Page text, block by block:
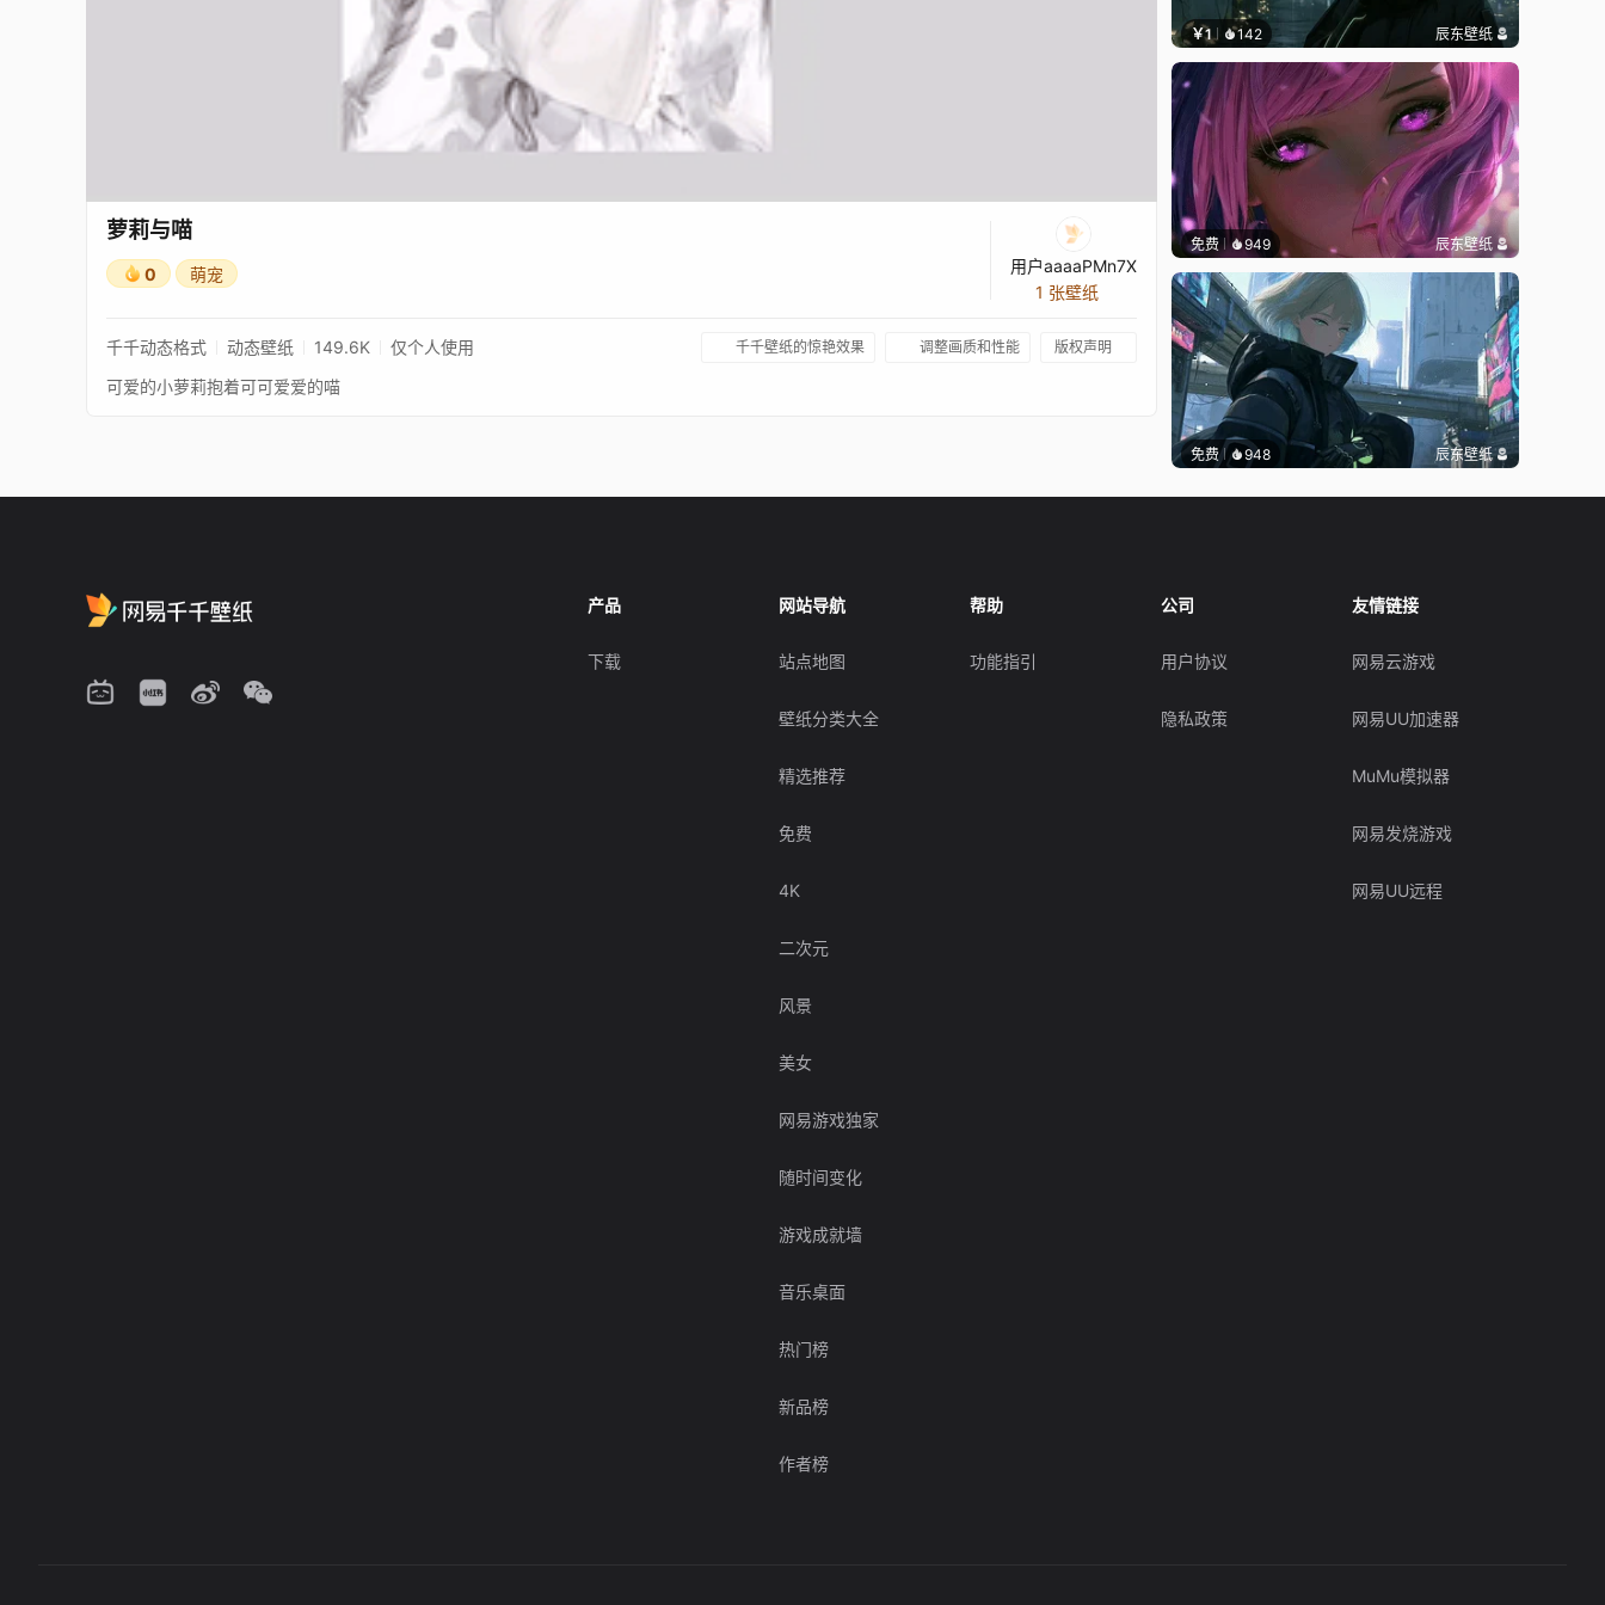
萝莉与喵
0 萌宠
用户aaaaPMn7X
1 张壁纸
千千动态格式 动态壁纸 149.6K 仅个人使用 千千壁纸的惊艳效果 调整画质和性能 版权声明
可爱的小萝莉抱着可可爱爱的喵
￥1 142 辰东壁纸
免费 949 辰东壁纸
免费 948 辰东壁纸
产品
下载
网站导航
站点地图
壁纸分类大全
精选推荐
免费
4K
二次元
风景
美女
网易游戏独家
随时间变化
游戏成就墙
音乐桌面
热门榜
新品榜
作者榜
帮助
功能指引
公司
用户协议
隐私政策
友情链接
网易云游戏
网易UU加速器
MuMu模拟器
网易发烧游戏
网易UU远程